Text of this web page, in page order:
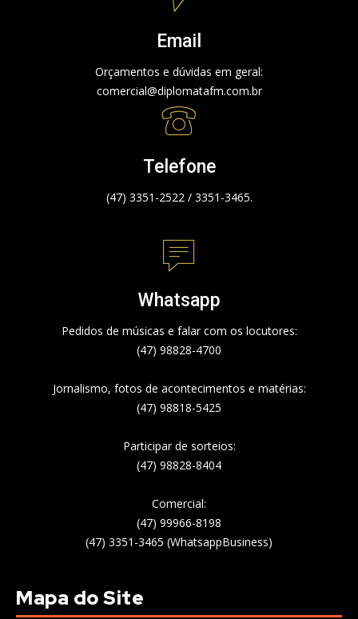
Email
Orçamentos e dúvidas em geral:
comercial@diplomatafm.com.br
Telefone
(47) 3351-2522 / 3351-3465.
Whatsapp
Pedidos de músicas e falar com os locutores:
(47) 98828-4700
Jornalismo, fotos de acontecimentos e matérias:
(47) 98818-5425
Participar de sorteios:
(47) 98828-8404
Comercial:
(47) 99966-8198
(47) 3351-3465 (WhatsappBusiness)
Mapa do Site